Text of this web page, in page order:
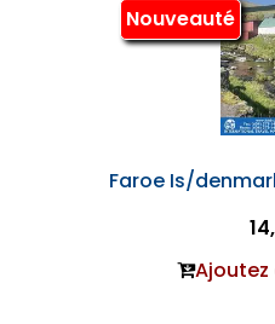
Nouveauté
Faroe Is/
Ajoutez